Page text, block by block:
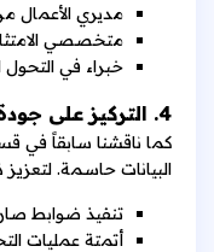
مديري الأعمال
متخصصي
خبراء في التحول
4. التركيز على جودة البيانات من المصدر
كما ناقشنا سابقاً في
البيانات حاسمة.
تنفيذ ضوابط
أتمتة عمليات